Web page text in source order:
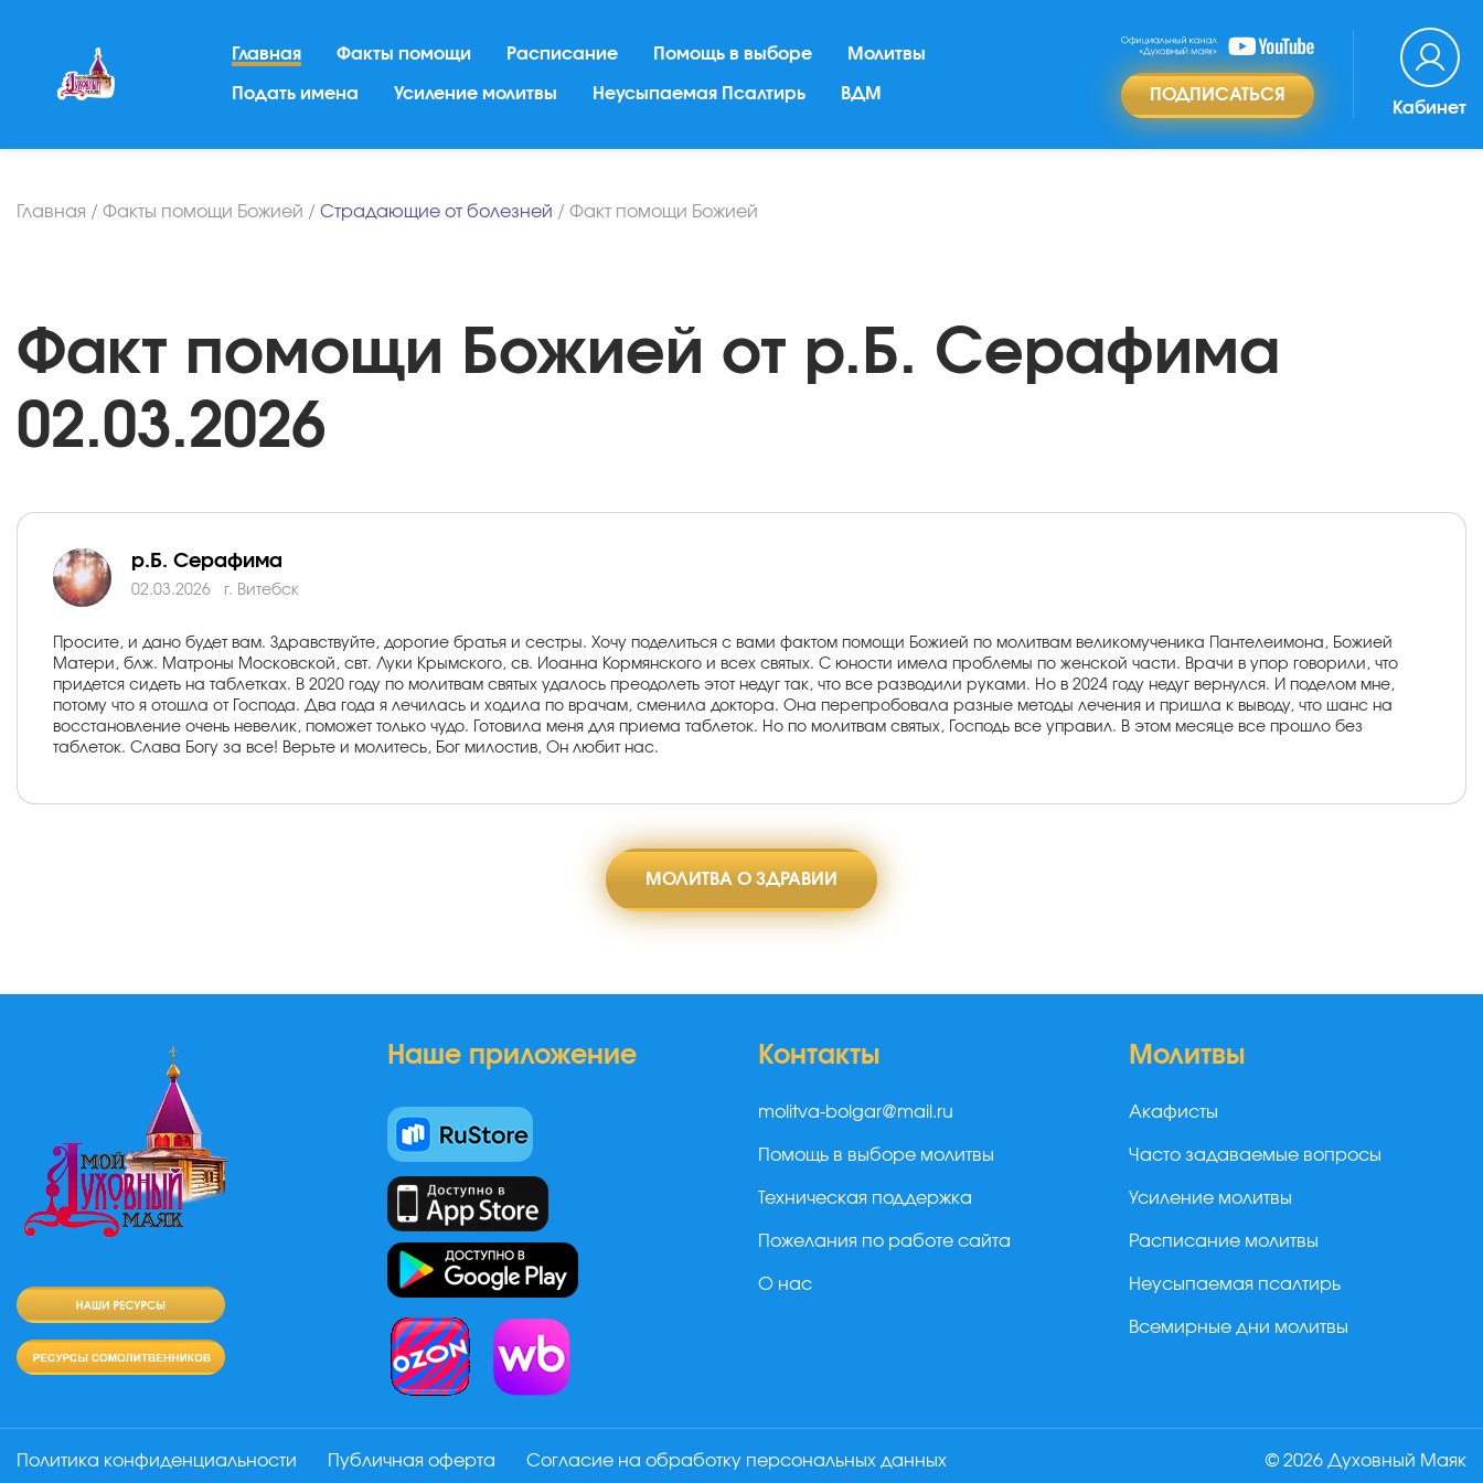
Главная Факты помощи Расписание Помощь в выборе Молитвы
Подать имена Усиление молитвы Неусыпаемая Псалтирь ВДМ ПОДПИСАТЬСЯ
Кабинет
Главная / Факты помощи Божией / Страдающие от болезней / Факт помощи Божией
Факт помощи Божией от р.Б. Серафима
02.03.2026
р.Б. Серафима
02.03.2026 г. Витебск
Просите, и дано будет вам. Здравствуйте, дорогие братья и сестры. Хочу поделиться с вами фактом помощи Божией по молитвам великомученика Пантелеимона, Божией
Матери, блж. Матроны Московской, свт. Луки Крымского, св. Иоанна Кормянского и всех святых. С юности имела проблемы по женской части. Врачи в упор говорили, что
придется сидеть на таблетках. В 2020 году по молитвам святых удалось преодолеть этот недуг так, что все разводили руками. Но в 2024 году недуг вернулся. И поделом мне,
потому что я отошла от Господа. Два года я лечилась и ходила по врачам, сменила доктора. Она перепробовала разные методы лечения и пришла к выводу, что шанс на
восстановление очень невелик, поможет только чудо. Готовила меня для приема таблеток. Но по молитвам святых, Господь все управил. В этом месяце все прошло без
таблеток. Слава Богу за все! Верьте и молитесь, Бог милостив, Он любит нас.
МОЛИТВА О ЗДРАВИИ
Наше приложение Контакты
molitva-bolgar@mail.ru
Помощь в выборе молитвы
Техническая поддержка
Пожелания по работе сайта
О нас
Молитвы
Акафисты
Часто задаваемые вопросы
Усиление молитвы
Расписание молитвы
Неусыпаемая псалтирь
Всемирные дни молитвы
Политика конфиденциальности Публичная оферта Согласие на обработку персональных данных © 2026 Духовный Маяк